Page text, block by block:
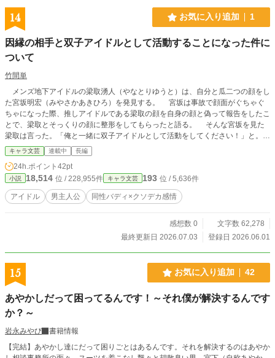
14 お気に入り追加 1
因縁の相手と双子アイドルとして活動することになった件に
ついて
竹間単
メンズ地下アイドルの梁取湧人（やなとりゆうと）は、自分と瓜二つの顔をし
た宮坂明宏（みやさかあきひろ）を発見する。 宮坂は事故で顔面がぐちゃぐ
ちゃになった際、推しアイドルである梁取の顔を自身の顔と偽って報告をしたこ
とで、梁取とそっくりの顔に整形をしてもらったと語る。 そんな宮坂を見た
梁取は言った。「俺と一緒に双子アイドルとして活動をしてください！」と。
梁取の提案を承諾した宮坂は、推しアイドルとともに、大きな嘘を引っ提げて
芸能界に飛び込むのだった。 しかし宮坂にはさらに大きな秘密があった―
―。
キャラ文芸 連載中 長編
24h.ポイント 42pt
小説 18,514 位 / 228,955件 キャラ文芸 193 位 / 5,636件
アイドル 男主人公 同性バディ×クソデカ感情
感想数 0
文字数 62,278
最終更新日 2026.07.03
登録日 2026.06.01
15 お気に入り追加 42
あやかしだって困ってるんです！～それ僕が解決するんです
か？～
岩永みやび
書籍情報
【完結】あやかし達にだって困りごとはあるんです。それを解決するのはあやか